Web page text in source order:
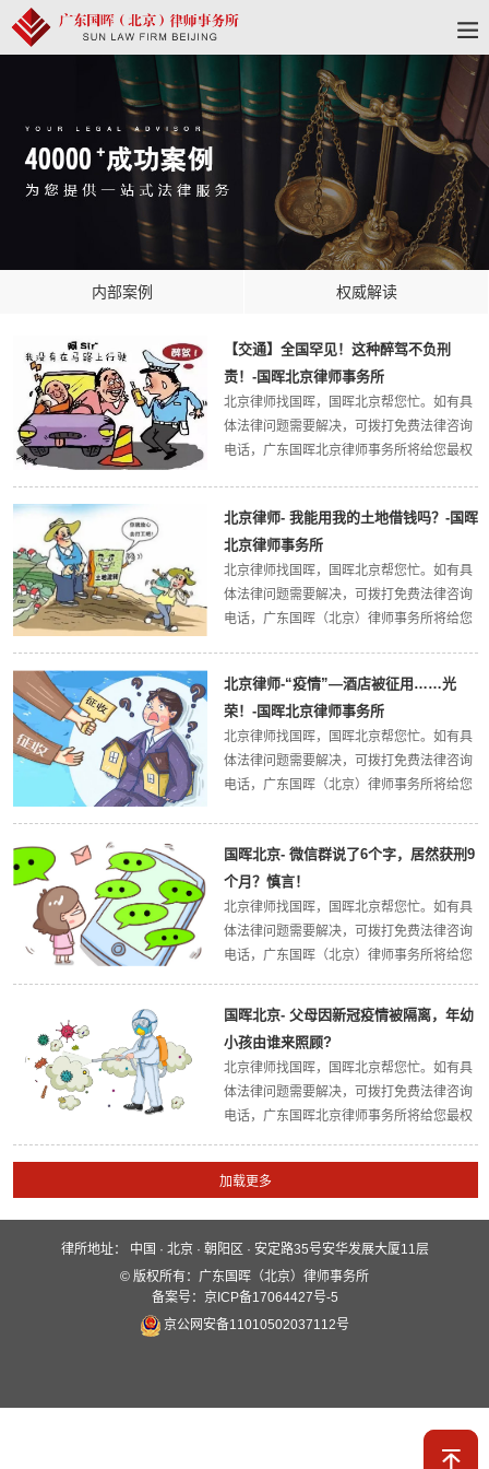
内部案例 权威解读
【交通】全国罕见！这种醉驾不负刑
责！-国晖北京律师事务所
北京律师找国晖，国晖北京帮您忙。如有具
体法律问题需要解决，可拨打免费法律咨询
电话，广东国晖北京律师事务所将给您最权
小编带大家了解一下：判了！全国罕见！这
种醉...
北京律师- 我能用我的土地借钱吗？-国晖
北京律师事务所
北京律师找国晖，国晖北京帮您忙。如有具
体法律问题需要解决，可拨打免费法律咨询
电话，广东国晖（北京）律师事务所将给您
北京律所小编带大家了解一下：我能用我的
土地...
北京律师-“疫情”—酒店被征用……光
荣！-国晖北京律师事务所
北京律师找国晖，国晖北京帮您忙。如有具
体法律问题需要解决，可拨打免费法律咨询
电话，广东国晖（北京）律师事务所将给您
北京律所小编带大家了解一下：政府征用酒
店作...
国晖北京- 微信群说了6个字，居然获刑9
个月？慎言！
北京律师找国晖，国晖北京帮您忙。如有具
体法律问题需要解决，可拨打免费法律咨询
电话，广东国晖（北京）律师事务所将给您
（北京）律师事务所官方网站。今天，国晖
北京律所小编带大家了解一下：微信群说了
6个...
国晖北京- 父母因新冠疫情被隔离，年幼
小孩由谁来照顾?
北京律师找国晖，国晖北京帮您忙。如有具
体法律问题需要解决，可拨打免费法律咨询
电话，广东国晖北京律师事务所将给您最权
律师事务所官方网站。今天，国晖北京律所
小编带大家了解一下：父母因新冠疫情被隔
律所地址： 中国 · 北京 · 朝阳区 · 安定路35号安华发展大厦11层
业务领域 国晖团队
新闻动态 案例分析
© 版权所有：广东国晖（北京）律师事务所
备案号：京ICP备17064427号-5
京公网安备11010502037112号